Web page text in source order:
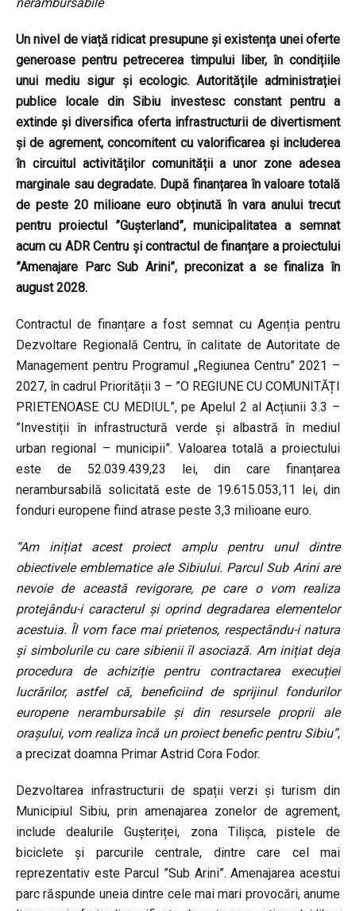
Un nivel de viață ridicat presupune și existența unei oferte
generoase pentru petrecerea timpului liber, în condițiile
unui mediu sigur și ecologic. Autoritățile administrației
publice locale din Sibiu investesc constant pentru a
extinde și diversifica oferta infrastructurii de divertisment
și de agrement, concomitent cu valorificarea și includerea
în circuitul activităților comunității a unor zone adesea
marginale sau degradate. După finanțarea în valoare totală
de peste 20 milioane euro obținută în vara anului trecut
pentru proiectul ”Gușterland”, municipalitatea a semnat
acum cu ADR Centru și contractul de finanțare a proiectului
”Amenajare Parc Sub Arini”, preconizat a se finaliza în
august 2028.
Contractul de finanțare a fost semnat cu Agenția pentru
Dezvoltare Regională Centru, în calitate de Autoritate de
Management pentru Programul „Regiunea Centru” 2021 –
2027, în cadrul Priorității 3 – ”O REGIUNE CU COMUNITĂȚI
PRIETENOASE CU MEDIUL”, pe Apelul 2 al Acțiunii 3.3 –
”Investiții în infrastructură verde și albastră în mediul
urban regional – municipii”. Valoarea totală a proiectului
este de 52.039.439,23 lei, din care finanțarea
nerambursabilă solicitată este de 19.615.053,11 lei, din
fonduri europene fiind atrase peste 3,3 milioane euro.
“Am inițiat acest proiect amplu pentru unul dintre
obiectivele emblematice ale Sibiului. Parcul Sub Arini are
nevoie de această revigorare, pe care o vom realiza
protejându-i caracterul și oprind degradarea elementelor
acestuia. Îl vom face mai prietenos, respectându-i natura
și simbolurile cu care sibienii îl asociază. Am inițiat deja
procedura de achiziție pentru contractarea execuției
lucrărilor, astfel că, beneficiind de sprijinul fondurilor
europene nerambursabile și din resursele proprii ale
orașului, vom realiza încă un proiect benefic pentru Sibiu”,
a precizat doamna Primar Astrid Cora Fodor.
Dezvoltarea infrastructurii de spații verzi și turism din
Municipiul Sibiu, prin amenajarea zonelor de agrement,
include dealurile Gușteriței, zona Tilișca, pistele de
biciclete și parcurile centrale, dintre care cel mai
reprezentativ este Parcul ”Sub Arini”. Amenajarea acestui
parc răspunde uneia dintre cele mai mari provocări, anume